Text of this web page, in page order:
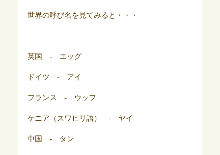
世界の呼び名を見てみると・・・
英国 - エッグ
ドイツ - アイ
フランス - ウッフ
ケニア（スワヒリ語） - ヤイ
中国 - タン